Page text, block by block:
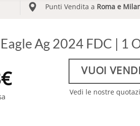
Punti Vendita a Roma e
Ag 2024 FDC | 1
€ VUOI
Vedi le nostre